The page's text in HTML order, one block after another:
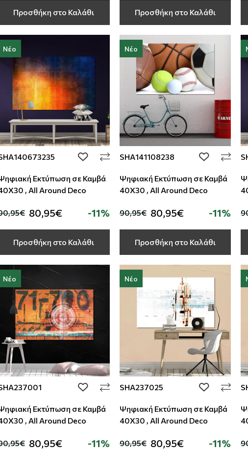
Προσθήκη στο Καλάθι Προσθήκη στο Καλάθι
Νέο
add to wishlist
Εκτύπωση σε Καμβά
, All Around Deco
80,95€ -11%
Προσθήκη στο Καλάθι
Νέο
SHA141108238 add to
Ψηφιακή Εκτύπωση σε Καμβά
40Χ30 , All Around Deco
90,95€ 80,95€ -11%
Προσθήκη στο Καλάθι
Νέο
add to wishlist
Εκτύπωση σε Καμβά
, All Around Deco
80,95€ -11%
Νέο
SHA237025 add to
Ψηφιακή Εκτύπωση σε Καμβά
40Χ30 , All Around Deco
90,95€ 80,95€ -11%